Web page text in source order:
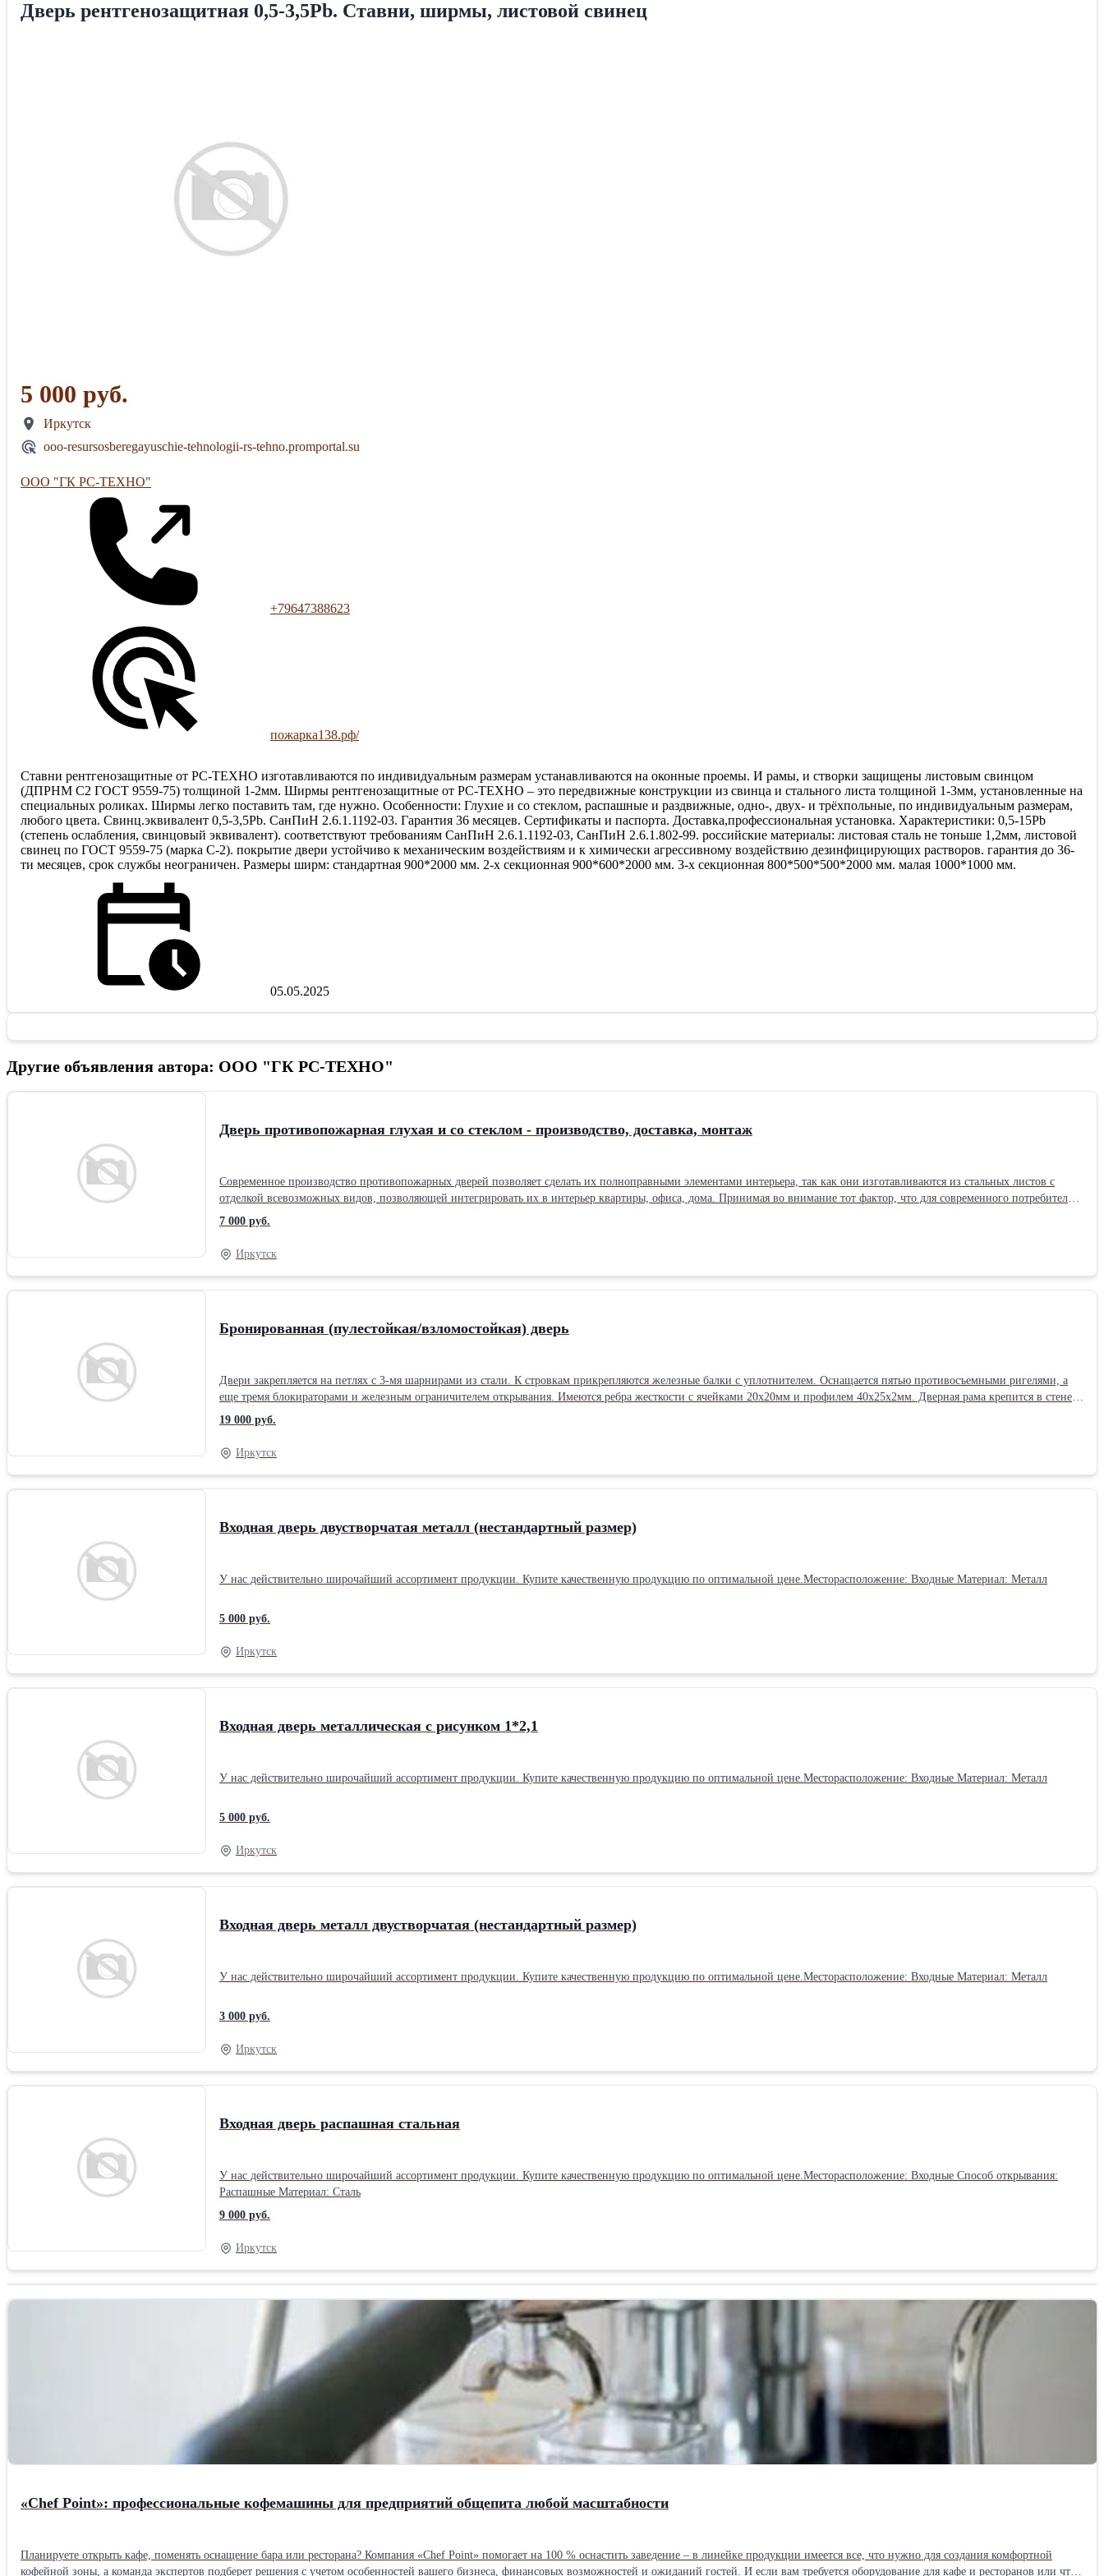
Дверь рентгенозащитная 0,5-3,5Pb. Ставни, ширмы, листовой свинец
5 000 руб.
Иркутск
ooo-resursosberegayuschie-tehnologii-rs-tehno.promportal.su
ООО "ГК РС-ТЕХНО"
+79647388623
пожарка138.рф/
Ставни рентгенозащитные от РС-ТЕХНО изготавливаются по индивидуальным размерам устанавливаются на оконные проемы. И рамы, и створки защищены листовым свинцом
(ДПРНМ С2 ГОСТ 9559-75) толщиной 1-2мм. Ширмы рентгенозащитные от РС-ТЕХНО – это передвижные конструкции из свинца и стального листа толщиной 1-3мм, установленные на
специальных роликах. Ширмы легко поставить там, где нужно. Особенности: Глухие и со стеклом, распашные и раздвижные, одно-, двух- и трёхпольные, по индивидуальным размерам,
любого цвета. Свинц.эквивалент 0,5-3,5Pb. СанПиН 2.6.1.1192-03. Гарантия 36 месяцев. Сертификаты и паспорта. Доставка,профессиональная установка. Характеристики: 0,5-15Pb
(степень ослабления, свинцовый эквивалент). соответствуют требованиям СанПиН 2.6.1.1192-03, СанПиН 2.6.1.802-99. российские материалы: листовая сталь не тоньше 1,2мм, листовой
свинец по ГОСТ 9559-75 (марка С-2). покрытие двери устойчиво к механическим воздействиям и к химически агрессивному воздействию дезинфицирующих растворов. гарантия до 36-
ти месяцев, срок службы неограничен. Размеры ширм: стандартная 900*2000 мм. 2-х секционная 900*600*2000 мм. 3-х секционная 800*500*500*2000 мм. малая 1000*1000 мм.
05.05.2025
Другие объявления автора: ООО "ГК РС-ТЕХНО"
Дверь противопожарная глухая и со стеклом - производство, доставка, монтаж
Современное производство противопожарных дверей позволяет сделать их полноправными элементами интерьера, так как они изготавливаются из стальных листов с
отделкой всевозможных видов, позволяющей интегрировать их в интерьер квартиры, офиса, дома. Принимая во внимание тот фактор, что для современного потребителя
входная дверь является элементом интерьера, высокотехнологичное изготовление дверей позволяет постоянно обновлять модельный ряд, удовлетворяя вкусы любых
потребителей. Особенности: предел огнестойкости EI от 20 до 120 минут; сертификат пожарной безопасности; паспорт с указанием уникального цифрового кода изделия;
гарантия от 12 месяцев; размеры, цвет, отделка полотна - любые. Характеристики: дверь: толщина полотна 50-80 мм из стального листа толщиной не менее 1мм.;
наполнитель двери: базальтовая плита; дверная коробка (рама); огнестойкий замок: не менее трех ключей; шарниры на 180°; противосъемные штыри на рамер; нажимные
ручки; двойной уплотнитель по периметру: в случае пожара защитит от дыма; АНТИПАНИКА: врезной замок или накладной комплект с поперечной ручкой - по желанию
7 000 руб.
Иркутск
Бронированная (пулестойкая/взломостойкая) дверь
Двери закрепляется на петлях с 3-мя шарнирами из стали. К стровкам прикрепляются железные балки с уплотнителем. Оснащается пятью противосъемными ригелями, а
еще тремя блокираторами и железным ограничителем открывания. Имеются ребра жесткости с ячейками 20х20мм и профилем 40х25х2мм. Дверная рама крепится в стене с
поддержкою железных штырей, скрепляемых с ней сваркой. Они изготавливается из прочной стали, толщина листа составляет не менее 3мм. Дверная коробка также
изготавливается из того же материала. Полотно удерживается петлями со железными шарнирами. III класс защиты по пулестойкости и III класс защиты от взлома. Цена от
19000 рублей. Такие двери производятся под заказ, срок поставки в Иркутск – от 15-ти рабочих дней. Изготавливаем и устанавливаем двери с индивидуальными
характеристиками (например, наличие биометрического глазка). Заявку удобно отправить с сайта РС-ТЕХНО в интернете. Конечно, доставка, монтаж, гарантия,
сертификаты, постгарантийное обслуживание. Монтажники сертифицированные, гарантия реальная. Опыт 9 лет. Наши клиенты нас рекомендуют друзьям и
19 000 руб.
Иркутск
Входная дверь двустворчатая металл (нестандартный размер)
У нас действительно широчайший ассортимент продукции. Купите качественную продукцию по оптимальной цене.Месторасположение: Входные Материал: Металл
5 000 руб.
Иркутск
Входная дверь металлическая с рисунком 1*2,1
У нас действительно широчайший ассортимент продукции. Купите качественную продукцию по оптимальной цене.Месторасположение: Входные Материал: Металл
5 000 руб.
Иркутск
Входная дверь металл двустворчатая (нестандартный размер)
У нас действительно широчайший ассортимент продукции. Купите качественную продукцию по оптимальной цене.Месторасположение: Входные Материал: Металл
3 000 руб.
Иркутск
Входная дверь распашная стальная
У нас действительно широчайший ассортимент продукции. Купите качественную продукцию по оптимальной цене.Месторасположение: Входные Способ открывания:
Распашные Материал: Сталь
9 000 руб.
Иркутск
«Chef Point»: профессиональные кофемашины для предприятий общепита любой масштабности
Планируете открыть кафе, поменять оснащение бара или ресторана? Компания «Chef Point» помогает на 100 % оснастить заведение – в линейке продукции имеется все, что нужно для создания комфортной
кофейной зоны, а команда экспертов подберет решения с учетом особенностей вашего бизнеса, финансовых возможностей и ожиданий гостей. И если вам требуется оборудование для кафе и ресторанов или что-